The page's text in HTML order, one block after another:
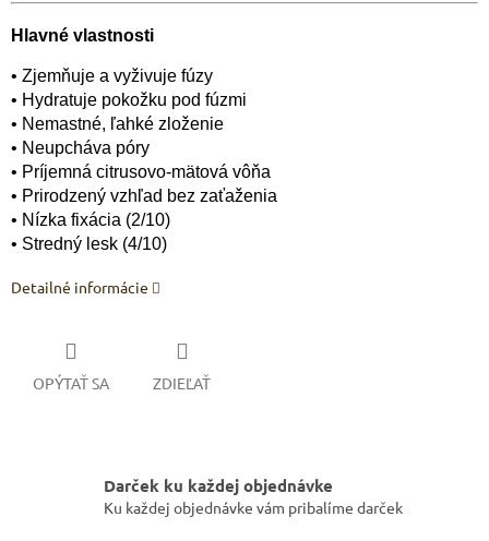
Hlavné vlastnosti
• Zjemňuje a vyživuje fúzy
• Hydratuje pokožku pod fúzmi
• Nemastné, ľahké zloženie
• Neupcháva póry
• Príjemná citrusovo-mätová vôňa
• Prirodzený vzhľad bez zaťaženia
• Nízka fixácia (2/10)
• Stredný lesk (4/10)
Detailné informácie
OPÝTAŤ SA ZDIEĽAŤ
Darček ku každej objednávke
Ku každej objednávke vám pribalíme darček